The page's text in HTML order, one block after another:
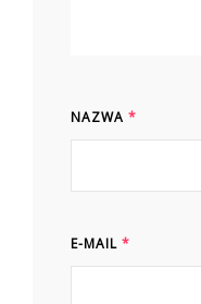
NAZWA *
E-MAIL *